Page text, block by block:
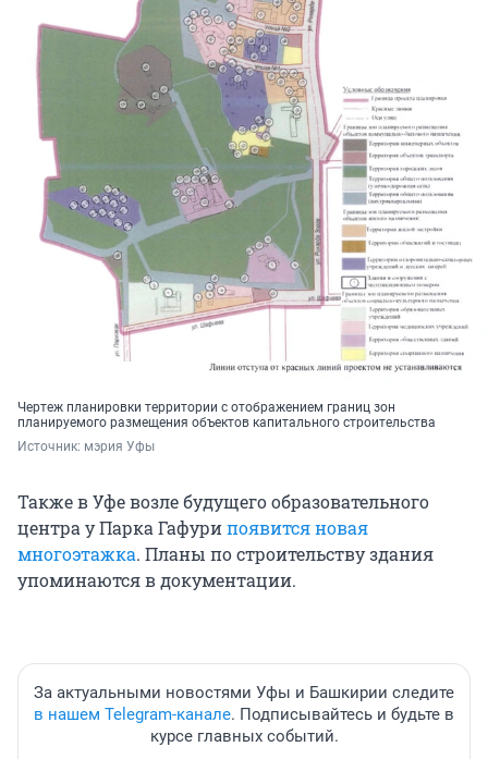
Чертеж планировки территории с отображением границ зон
планируемого размещения объектов капитального строительства
Источник: мэрия Уфы
Также в Уфе возле будущего образовательного
центра у Парка Гафурипоявится новая
многоэтажка. Планы по строительству здания
упоминаются в документации.
За актуальными новостями Уфы и Башкирии следите
в нашем Telegram-канале. Подписывайтесь и будьте в
курсе главных событий.